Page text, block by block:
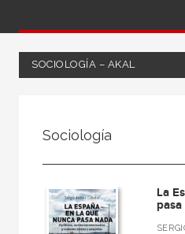
SOCIOLOGÍA – AKAL
Ciencias humanas y sociales
Sociología
Sociología
La